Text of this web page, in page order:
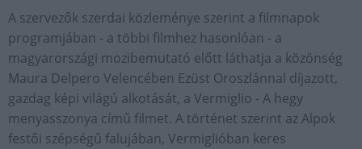
A szervezők szerdai közleménye szerint a filmnapok
programjában - a többi filmhez hasonlóan - a
magyarországi mozibemutató előtt láthatja a közönség
Maura Delpero Velencében Ezüst Oroszlánnal díjazott,
gazdag képi világú alkotását, a Vermiglio - A hegy
menyasszonya című filmet. A történet szerint az Alpok
festői szépségű falujában, Vermiglióban keres